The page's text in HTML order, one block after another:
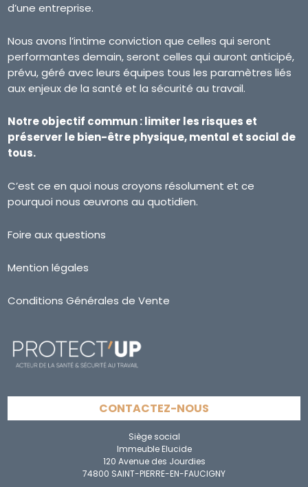
d’une entreprise.
Nous avons l’intime conviction que celles qui seront
performantes demain, seront celles qui auront anticipé,
prévu, géré avec leurs équipes tous les paramètres liés
aux enjeux de la santé et la sécurité au travail.
Notre objectif commun : limiter les risques et
préserver le bien-être physique, mental et social de
tous.
C’est ce en quoi nous croyons résolument et ce
pourquoi nous œuvrons au quotidien.
Foire aux questions
Mention légales
Conditions Générales de Vente
CONTACTEZ-NOUS
Siège social
Immeuble Elucide
120 Avenue des Jourdies
74800 SAINT-PIERRE-EN-FAUCIGNY